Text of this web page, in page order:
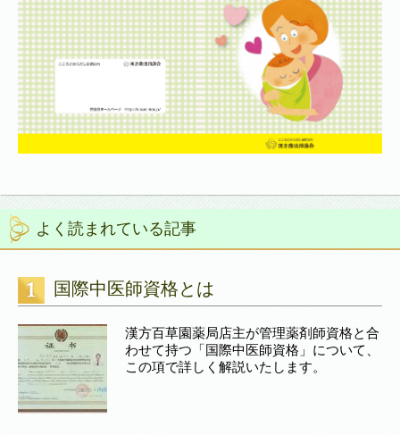
よく読まれている記事
国際中医師資格とは
漢方百草園薬局店主が管理薬剤師資格と合
わせて持つ「国際中医師資格」について、
この項で詳しく解説いたします。